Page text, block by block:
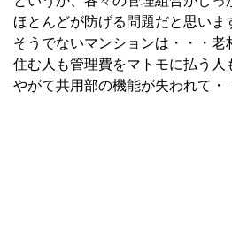
ほとんどが防げる問題だと思いま
そうでないマンションは・・・老
住む人も管理費をマトモに払う人
やがて共用部の機能が失われて・